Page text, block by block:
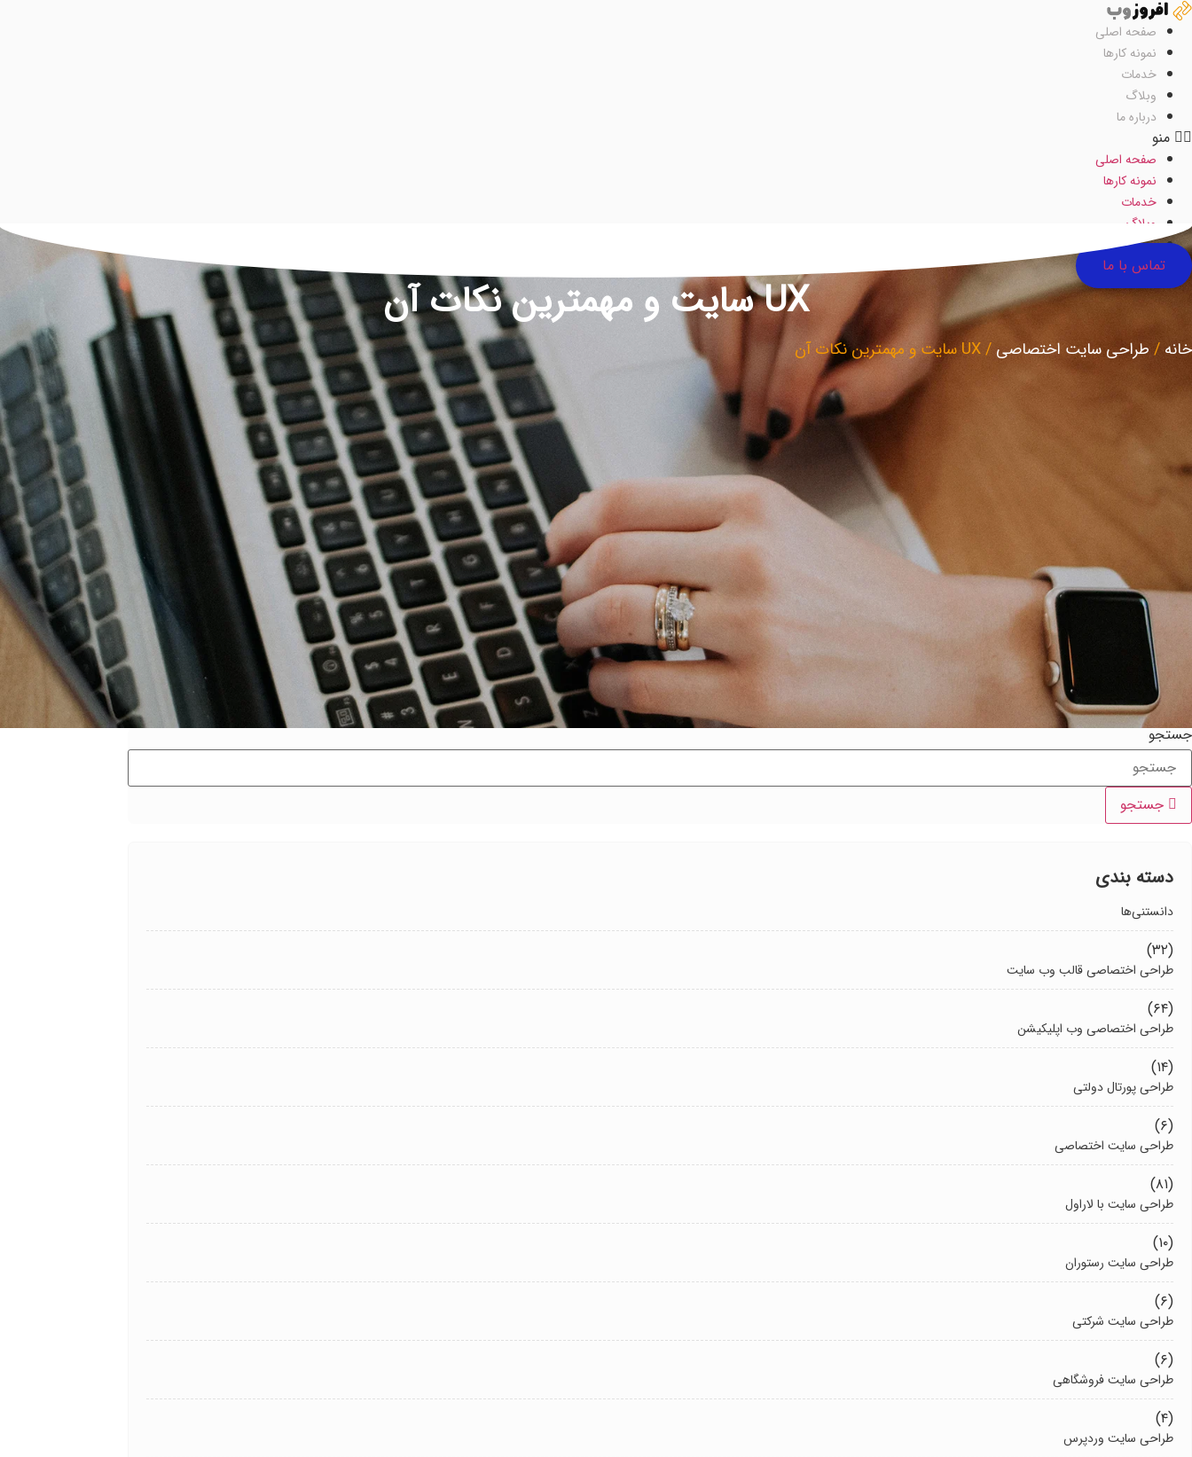
پرش
محتوا
صفحه اصلی
نمونه کارها
خدمات
وبلاگ
درباره ما
منو
صفحه اصلی
نمونه کارها
خدمات
وبلاگ
درباره ما
تماس با ما
UX سایت و مهمترین نکات آن
خانه / طراحی سایت اختصاصی /UX سایت و مهمترین نکات آن
جستجو
جستجو
دسته بندی
دانستنی‌ها
(۳۲)
طراحی اختصاصی قالب وب سایت
(۶۴)
طراحی اختصاصی وب اپلیکیشن
(۱۴)
طراحی پورتال دولتی
(۶)
طراحی سایت اختصاصی
(۸۱)
طراحی سایت با لاراول
(۱۰)
طراحی سایت رستوران
(۶)
طراحی سایت شرکتی
(۶)
طراحی سایت فروشگاهی
(۴)
طراحی سایت وردپرس